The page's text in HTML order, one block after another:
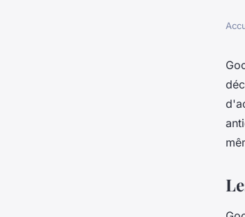
Google
la visibilité